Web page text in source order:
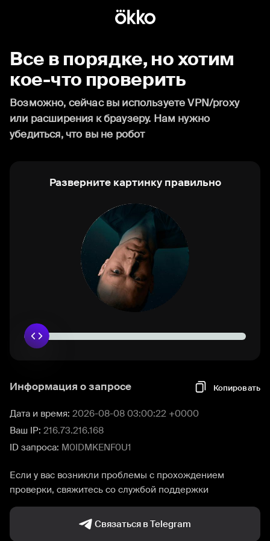
Все в порядке, но хотим
кое-что проверить
Возможно, сейчас вы используете VPN/proxy
или расширения к браузеру. Нам нужно
убедиться, что вы не робот
Разверните картинку правильно
Информация о запросе Копировать
Дата и время: 2026-08-08 03:00:22 +0000
Ваш IP: 216.73.216.168
ID запроса: M0IDMKENF0U1
Если у вас возникли проблемы с прохождением
проверки, свяжитесь со службой поддержки
Связаться в Telegram